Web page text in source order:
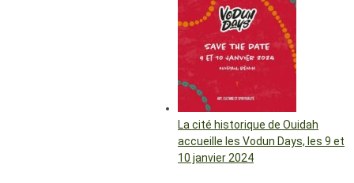
La cité historique de Ouidah
accueille les Vodun Days, les 9 et
10 janvier 2024